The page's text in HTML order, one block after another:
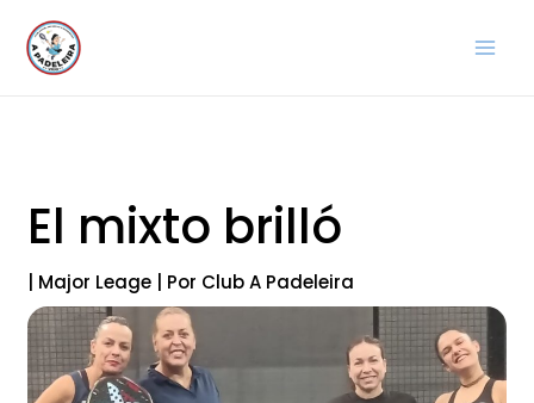
contenido
El mixto brilló
| Major Leage | Por Club A Padeleira